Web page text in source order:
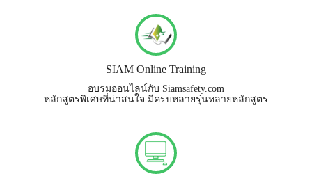
SIAM Online Training
อบรมออนไลน์กับ Siamsafety.com
หลักสูตรพิเศษที่น่าสนใจ มีครบหลายรุ่นหลายหลักสูตร